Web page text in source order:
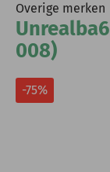
Overige merken
008)
-75%